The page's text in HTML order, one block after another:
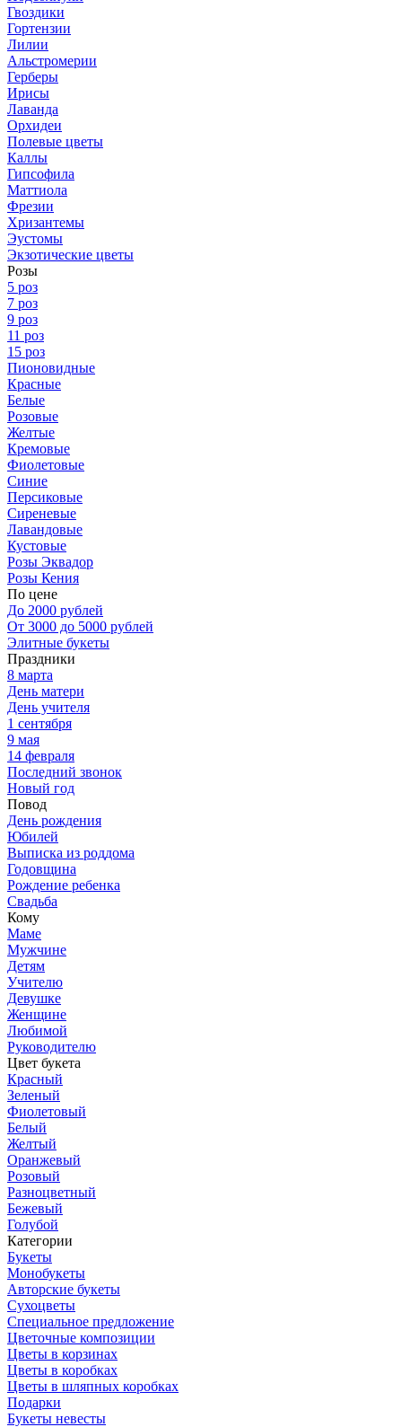
Гвоздики
Гортензии
Лилии
Альстромерии
Герберы
Ирисы
Лаванда
Орхидеи
Полевые цветы
Каллы
Гипсофила
Маттиола
Фрезии
Хризантемы
Эустомы
Экзотические цветы
Розы
5 роз
7 роз
9 роз
11 роз
15 роз
Пионовидные
Красные
Белые
Розовые
Желтые
Кремовые
Фиолетовые
Синие
Персиковые
Сиреневые
Лавандовые
Кустовые
Розы Эквадор
Розы Кения
По цене
До 2000 рублей
От 3000 до 5000 рублей
Элитные букеты
Праздники
8 марта
День матери
День учителя
1 сентября
9 мая
14 февраля
Последний звонок
Новый год
Повод
День рождения
Юбилей
Выписка из роддома
Годовщина
Рождение ребенка
Свадьба
Кому
Маме
Мужчине
Детям
Учителю
Девушке
Женщине
Любимой
Руководителю
Цвет букета
Красный
Зеленый
Фиолетовый
Белый
Желтый
Оранжевый
Розовый
Разноцветный
Бежевый
Голубой
Категории
Букеты
Монобукеты
Авторские букеты
Сухоцветы
Специальное предложение
Цветочные композиции
Цветы в корзинах
Цветы в коробках
Цветы в шляпных коробках
Подарки
Букеты невесты